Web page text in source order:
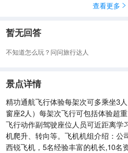
查看更多 
暂无回答
不知道怎么玩？问问旅行达人
景点详情
精功通航飞行体验每架次可多乘坐3
窗座2人）每架次飞行可包括体验超
飞行动作副驾驶座位人员可近距离学
机爬升、转向等。飞机机组介绍：公
西锐飞机，5名经验丰富的机长,10名